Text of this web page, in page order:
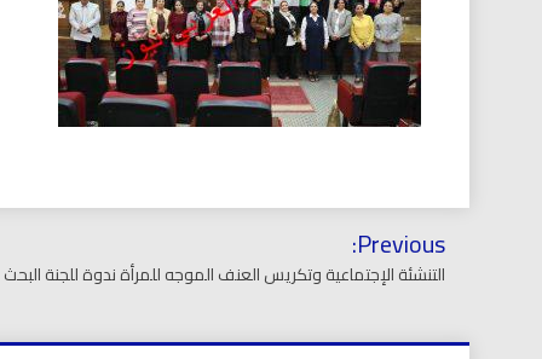
تصفّح
المقالات
Previous:
التنشئة الإجتماعية وتكريس العنف الموجه للمرأة ندوة للجنة البحث العلمى